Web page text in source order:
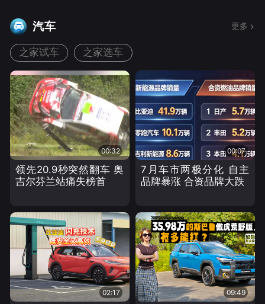
汽车 更多
之家试车 之家选车
00:32
领先20.9秒突然翻车 奥
吉尔芬兰站痛失榜首
00:07
7月车市两极分化 自主
品牌暴涨 合资品牌大跌
02:17 09:49